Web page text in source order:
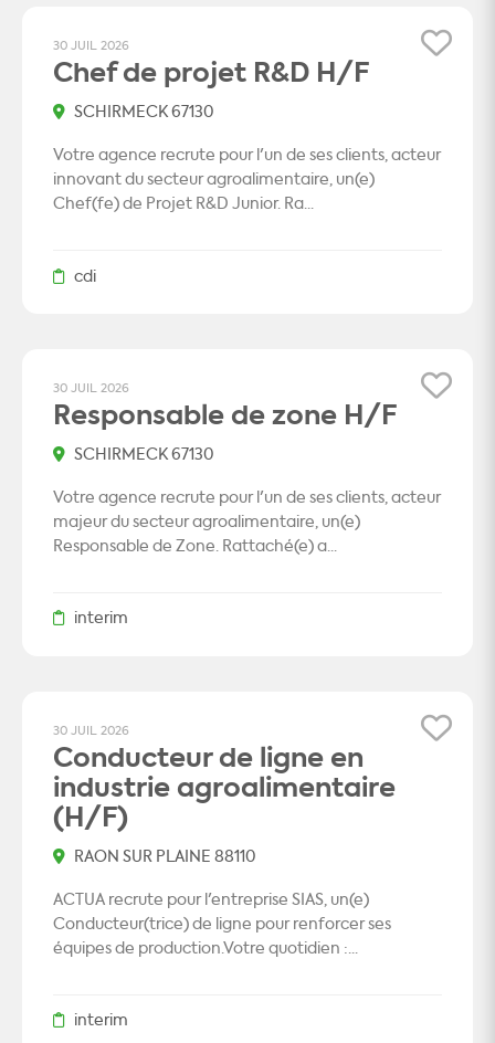
30 JUIL 2026
Chef de projet R&D H/F
SCHIRMECK 67130
Votre agence recrute pour l'un de ses clients, acteur
innovant du secteur agroalimentaire, un(e)
Chef(fe) de Projet R&D Junior. Ra...
cdi
30 JUIL 2026
Responsable de zone H/F
SCHIRMECK 67130
Votre agence recrute pour l'un de ses clients, acteur
majeur du secteur agroalimentaire, un(e)
Responsable de Zone. Rattaché(e) a...
interim
30 JUIL 2026
Conducteur de ligne en
industrie agroalimentaire
(H/F)
RAON SUR PLAINE 88110
ACTUA recrute pour l'entreprise SIAS, un(e)
Conducteur(trice) de ligne pour renforcer ses
équipes de production.Votre quotidien :...
interim